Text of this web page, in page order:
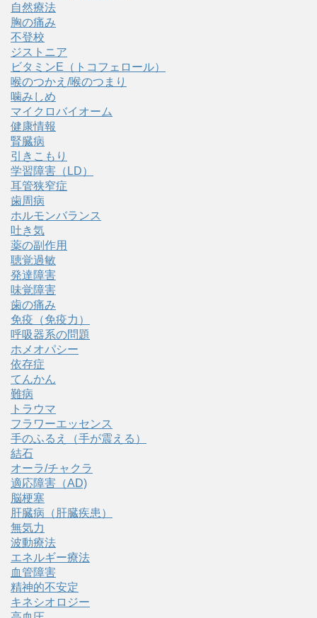
自然療法
胸の痛み
不登校
ジストニア
ビタミンE（トコフェロール）
喉のつかえ/喉のつまり
噛みしめ
マイクロバイオーム
健康情報
腎臓病
引きこもり
学習障害（LD）
耳管狭窄症
歯周病
ホルモンバランス
吐き気
薬の副作用
聴覚過敏
発達障害
味覚障害
歯の痛み
免疫（免疫力）
呼吸器系の問題
ホメオパシー
依存症
てんかん
難病
トラウマ
フラワーエッセンス
手のふるえ（手が震える）
結石
オーラ/チャクラ
適応障害（AD)
脳梗塞
肝臓病（肝臓疾患）
無気力
波動療法
エネルギー療法
血管障害
精神的不安定
キネシオロジー